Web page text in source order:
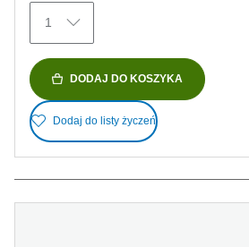
Recenzji
1
DODAJ DO KOSZYKA
Dodaj do listy życzeń